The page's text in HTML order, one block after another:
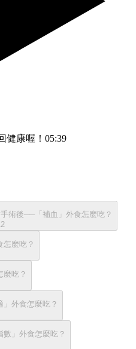
健康喔！ 05:39
術後──「補血」外食怎麼吃？
麼吃？
吃？
外食怎麼吃？
」外食怎麼吃？